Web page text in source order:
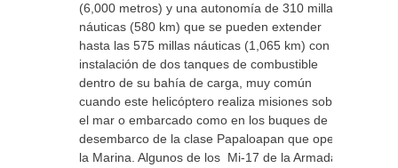
(6,000 metros) y una autonomía de 310 millas
náuticas (580 km) que se pueden extender
hasta las 575 millas náuticas (1,065 km) con la
instalación de dos tanques de combustible
dentro de su bahía de carga, muy común
cuando este helicóptero realiza misiones sobre
el mar o embarcado como en los buques de
desembarco de la clase Papaloapan que opera
la Marina. Algunos de los Mi-17 de la Armada